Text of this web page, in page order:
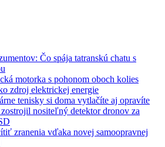
Čo spája tatranskú chatu s
motorka s pohonom oboch kolies
zdroj elektrickej energie
tenisky si doma vytlačíte aj opravíte
nositeľný detektor dronov za
zranenia vďaka novej samoopravnej